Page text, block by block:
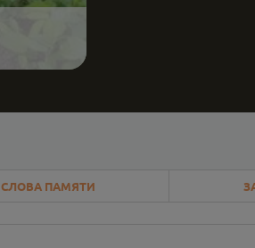
СЛОВА ПАМЯТИ